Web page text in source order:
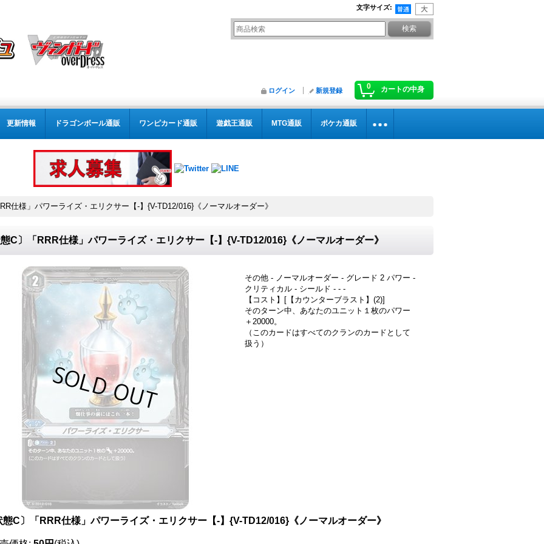
文字サイズ:
0 カートの中身
ログイン 新規登録
更新情報 ドラゴンボール通販 ワンピカード通販 遊戯王通販 MTG通販 ポケカ通販
仕様」パワーライズ・エリクサー【-】{V-TD12/016}《ノーマルオーダー》
C〕「RRR仕様」パワーライズ・エリクサー【-】{V-TD12/016}《ノーマルオーダー》
その他 - ノーマルオーダー - グレード 2 パワー -
クリティカル - シールド - - -
【コスト】[【カウンターブラスト】(2)]
そのターン中、あなたのユニット１枚のパワー
＋20000。
（このカードはすべてのクランのカードとして
扱う）
態C〕「RRR仕様」パワーライズ・エリクサー【-】{V-TD12/016}《ノーマルオーダー》